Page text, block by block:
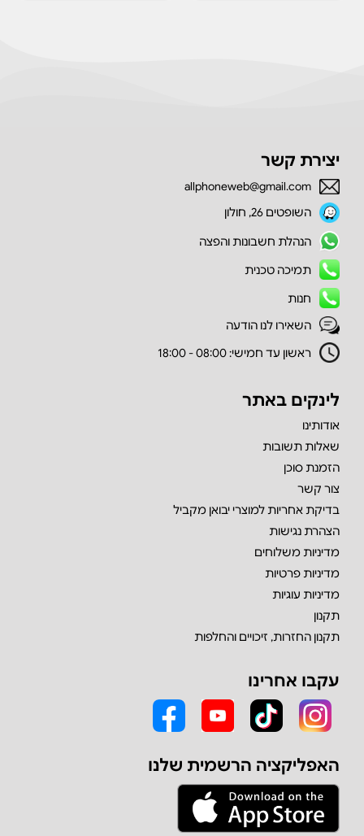
יצירת קשר
allphoneweb@gmail.com
השופטים 26, חולון
הנהלת חשבונות והפצה
תמיכה טכנית
חנות
השאירו לנו הודעה
ראשון עד חמישי: 08:00 - 18:00
לינקים באתר
אודותינו
שאלות תשובות
הזמנת סוכן
צור קשר
בדיקת אחריות למוצרי יבואן מקביל
הצהרת נגישות
מדיניות משלוחים
מדיניות פרטיות
מדיניות עוגיות
תקנון
תקנון החזרות, זיכויים והחלפות
עקבו אחרינו
האפליקציה הרשמית שלנו